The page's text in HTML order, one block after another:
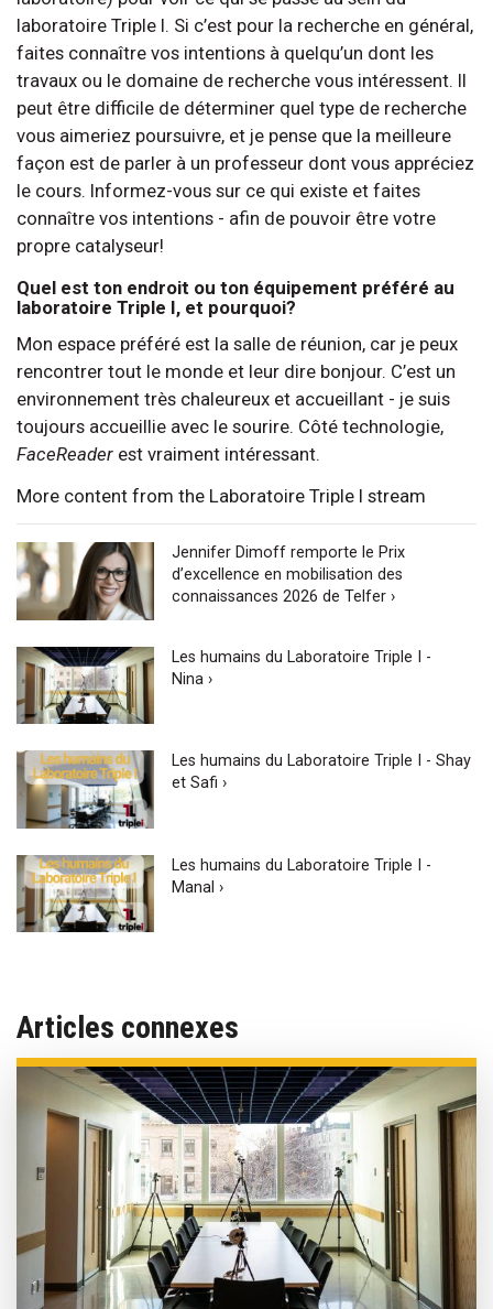
laboratoire Triple I. Si c’est pour la recherche en général,
faites connaître vos intentions à quelqu’un dont les
travaux ou le domaine de recherche vous intéressent. Il
peut être difficile de déterminer quel type de recherche
vous aimeriez poursuivre, et je pense que la meilleure
façon est de parler à un professeur dont vous appréciez
le cours. Informez-vous sur ce qui existe et faites
connaître vos intentions - afin de pouvoir être votre
propre catalyseur!
Quel est ton endroit ou ton équipement préféré au
laboratoire Triple I, et pourquoi?
Mon espace préféré est la salle de réunion, car je peux
rencontrer tout le monde et leur dire bonjour. C’est un
environnement très chaleureux et accueillant - je suis
toujours accueillie avec le sourire. Côté technologie,
FaceReader est vraiment intéressant.
More content from the Laboratoire Triple I stream
Jennifer Dimoff remporte le Prix
d’excellence en mobilisation des
connaissances 2026 de Telfer ›
Les humains du Laboratoire Triple I -
Nina ›
Les humains du Laboratoire Triple I - Shay
et Safi ›
Les humains du Laboratoire Triple I -
Manal ›
Articles connexes